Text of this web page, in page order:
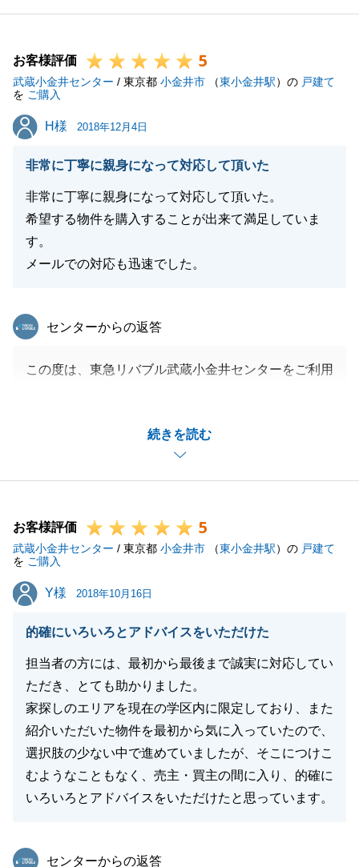
揃えて頂いたりと、Ｏ様のご協力があり、スムーズな
今後とも何かお役に立てることがございましたらお気
軽にお申し付けください。
この度は本当にありがとうございました。
閉じる
お客様評価 5
武蔵小金井センター / 東京都 小金井市 （東小金井駅）の 戸建て
を ご購入
H様
H様 2018年12月4日
非常に丁寧に親身になって対応して頂いた
非常に丁寧に親身になって対応して頂いた。
希望する物件を購入することが出来て満足していま
す。
メールでの対応も迅速でした。
続きを読む
東急リバブル
センターからの返答
この度は、東急リバブル武蔵小金井センターをご利用
ても強く印象に残っており、そのお蔭で売主様、買主
様共にご満足いただけるスムーズなご契約となりまし
たことをお礼申し上げます。
楽しみにしております。
ご購入のお手伝いは一旦完了しておりますが、何かお
役に立てることがありましたら、ぜひお声掛けいただ
ければ幸いです。
閉じる
お客様評価 5
武蔵小金井センター / 東京都 小金井市 （東小金井駅）の 戸建て
を ご購入
Y様
Y様 2018年10月16日
的確にいろいろとアドバイスをいただけた
担当者の方には、最初から最後まで誠実に対応してい
ただき、とても助かりました。
家探しのエリアを現在の学区内に限定しており、また
紹介いただいた物件を最初から気に入っていたので、
選択肢の少ない中で進めていましたが、そこにつけこ
むようなこともなく、売主・買主の間に入り、的確に
いろいろとアドバイスをいただけたと思っています。
東急リバブル
センターからの返答